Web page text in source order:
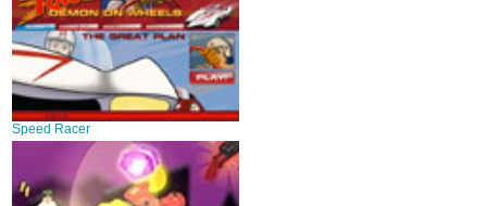
Speed Racer